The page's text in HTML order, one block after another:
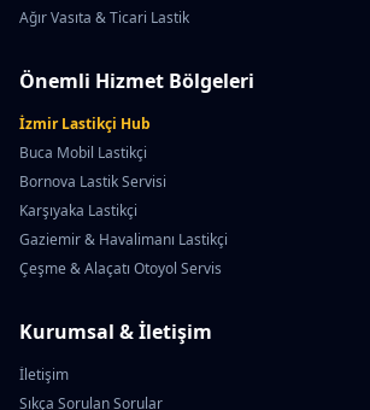
Ağır Vasıta & Ticari Lastik
Önemli Hizmet Bölgeleri
İzmir Lastikçi Hub
Buca Mobil Lastikçi
Bornova Lastik Servisi
Karşıyaka Lastikçi
Gaziemir & Havalimanı Lastikçi
Çeşme & Alaçatı Otoyol Servis
Kurumsal & İletişim
İletişim
Sıkça Sorulan Sorular